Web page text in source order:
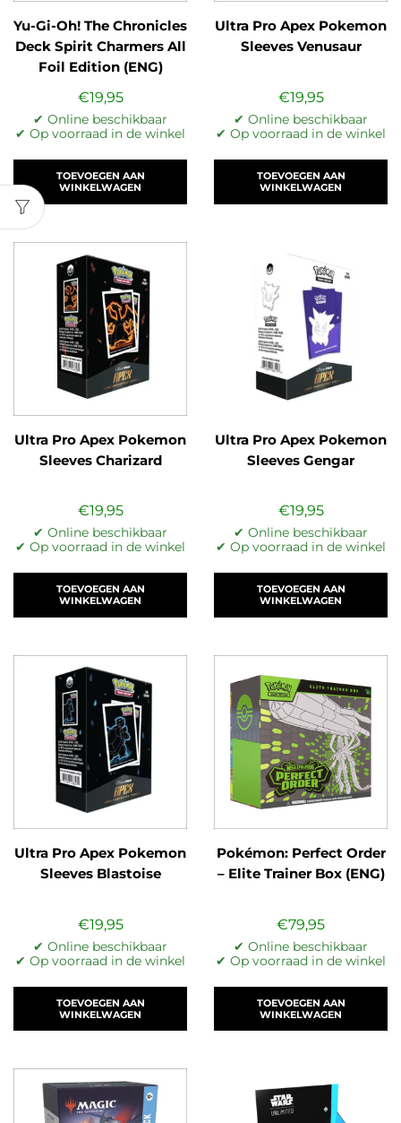
Yu-Gi-Oh! The Chronicles
Deck Spirit Charmers All
Foil Edition (ENG)
€19,95
✔ Online beschikbaar
✔ Op voorraad in de winkel
TOEVOEGEN AAN
WINKELWAGEN
Ultra Pro Apex Pokemon
Sleeves Venusaur
€19,95
✔ Online beschikbaar
✔ Op voorraad in de winkel
TOEVOEGEN AAN
WINKELWAGEN
Ultra Pro Apex Pokemon
Sleeves Charizard
€19,95
✔ Online beschikbaar
✔ Op voorraad in de winkel
TOEVOEGEN AAN
WINKELWAGEN
Ultra Pro Apex Pokemon
Sleeves Gengar
€19,95
✔ Online beschikbaar
✔ Op voorraad in de winkel
TOEVOEGEN AAN
WINKELWAGEN
Ultra Pro Apex Pokemon
Sleeves Blastoise
€19,95
✔ Online beschikbaar
✔ Op voorraad in de winkel
TOEVOEGEN AAN
WINKELWAGEN
Pokémon: Perfect Order
– Elite Trainer Box (ENG)
€79,95
✔ Online beschikbaar
✔ Op voorraad in de winkel
TOEVOEGEN AAN
WINKELWAGEN